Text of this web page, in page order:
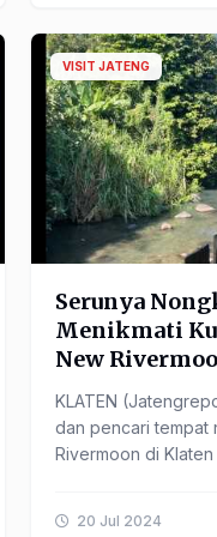
VISIT JATENG
Serunya
Menikmati
New
KLATEN
dan pencari tempat
Rivermoon di
20 Jul 2024